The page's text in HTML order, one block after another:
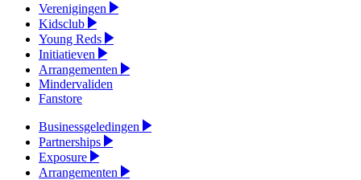
Verenigingen
Kidsclub
Young Reds
Initiatieven
Arrangementen
Mindervaliden
Fanstore
Businessgeledingen
Partnerships
Exposure
Arrangementen